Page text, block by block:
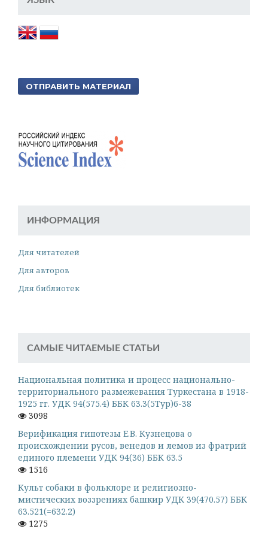
ОТПРАВИТЬ МАТЕРИАЛ
ИНФОРМАЦИЯ
Для читателей
Для авторов
Для библиотек
САМЫЕ ЧИТАЕМЫЕ СТАТЬИ
Национальная политика и процесс национально-
территориального размежевания Туркестана в 1918-
1925 гг. УДК 94(575.4) ББК 63.3(5Тур)6-38
3098
Верификация гипотезы Е.В. Кузнецова о
происхождении русов, венедов и лемов из фратрий
единого племени УДК 94(36) ББК 63.5
1516
Культ собаки в фольклоре и религиозно-
мистических воззрениях башкир УДК 39(470.57) ББК
63.521(=632.2)
1275